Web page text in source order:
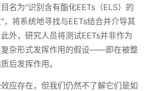
名为"识别含有酯化EETs（ELS）的
，将系统地寻找与EETs结合并介导其
外，研究人员将测试EETs并非作为
复杂形式发挥作用的假设——即在被整
后发挥作用。
应存在，但我们仍然不了解它们是如